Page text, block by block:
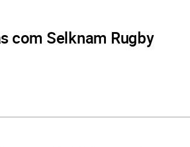
com Selknam Rugby